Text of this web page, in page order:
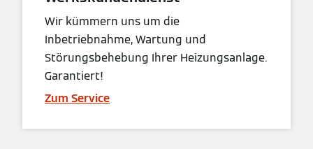
Wir kümmern uns um die
Inbetriebnahme, Wartung und
Störungsbehebung Ihrer Heizungsanlage.
Garantiert!
Zum Service